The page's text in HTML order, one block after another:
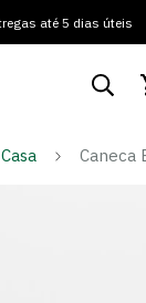
até 5 dias úteis
Caneca